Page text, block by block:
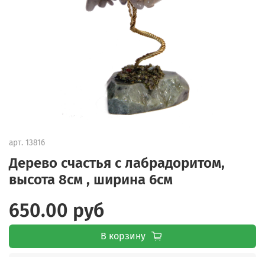
арт. 13816
Дерево счастья с лабрадоритом,
высота 8см , ширина 6см
650.00 руб
В корзину